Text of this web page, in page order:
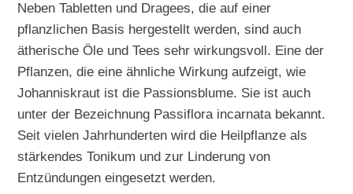
Neben Tabletten und Dragees, die auf einer
pflanzlichen Basis hergestellt werden, sind auch
ätherische Öle und Tees sehr wirkungsvoll. Eine der
Pflanzen, die eine ähnliche Wirkung aufzeigt, wie
Johanniskraut ist die Passionsblume. Sie ist auch
unter der Bezeichnung Passiflora incarnata bekannt.
Seit vielen Jahrhunderten wird die Heilpflanze als
stärkendes Tonikum und zur Linderung von
Entzündungen eingesetzt werden.